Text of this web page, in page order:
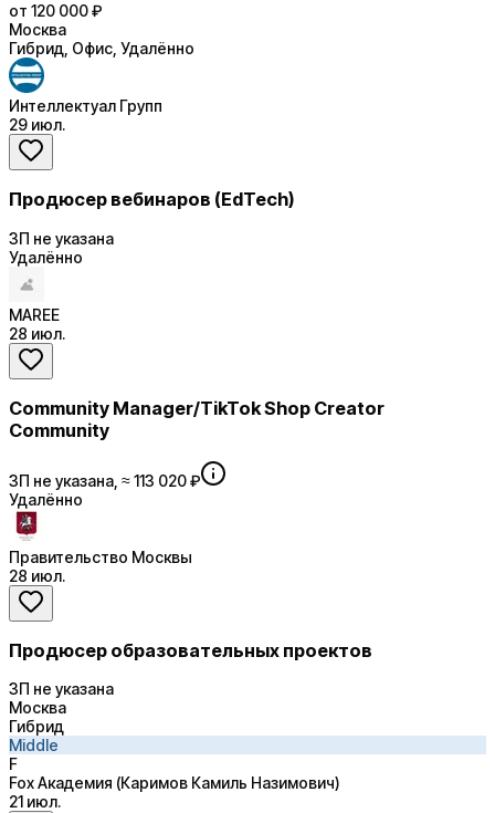
от 120 000 ₽
Москва
Гибрид, Офис, Удалённо
Интеллектуал Групп
29 июл.
Продюсер вебинаров (EdTech)
ЗП не указана
Удалённо
MAREE
28 июл.
Community Manager/TikTok Shop Creator
Community
ЗП не указана, ≈ 113 020 ₽
Удалённо
Правительство Москвы
28 июл.
Продюсер образовательных проектов
ЗП не указана
Москва
Гибрид
Middle
F
Fox Академия (Каримов Камиль Назимович)
21 июл.